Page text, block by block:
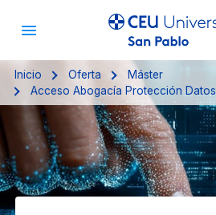
Inicio Oferta
Máster
Acceso Abogacía Protección Datos